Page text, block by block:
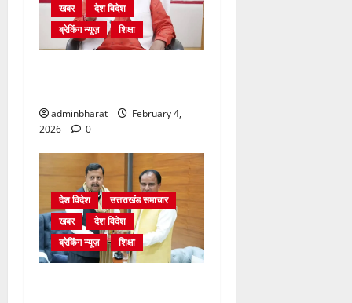
खबर
देश विदेश
ब्रेकिंग न्यूज़
शिक्षा
adminbharat
February 4,
2026
0
देश विदेश
उत्तराखंड समाचार
खबर
देश विदेश
ब्रेकिंग न्यूज़
शिक्षा